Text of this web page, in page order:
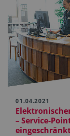
01.04.2021
– Service-